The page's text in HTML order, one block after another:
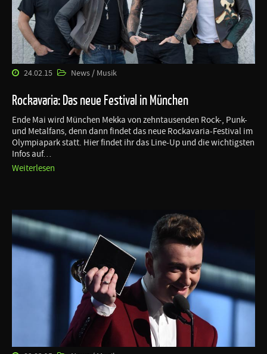
24.02.15 News / Musik
Rockavaria: Das neue Festival in München
Ende Mai wird München Mekka von zehntausenden Rock-, Punk-
und Metalfans, denn dann findet das neue Rockavaria-Festival im
Olympiapark statt. Hier findet ihr das Line-Up und die wichtigsten
Infos auf…
Weiterlesen